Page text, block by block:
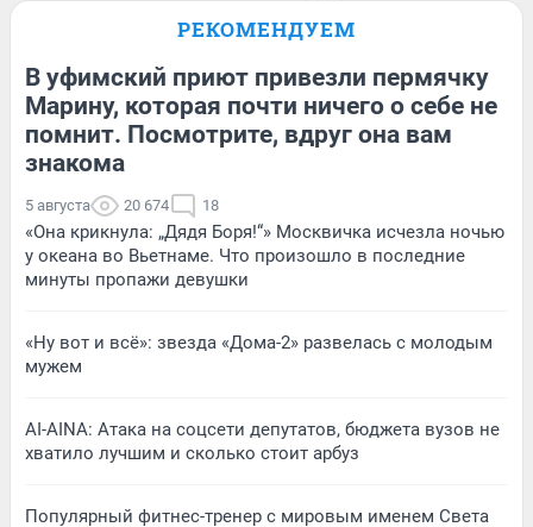
РЕКОМЕНДУЕМ
В уфимский приют привезли пермячку
Марину, которая почти ничего о себе не
помнит. Посмотрите, вдруг она вам
знакома
5 августа 20 674 18
«Она крикнула: „Дядя Боря!“» Москвичка исчезла ночью
у океана во Вьетнаме. Что произошло в последние
минуты пропажи девушки
«Ну вот и всё»: звезда «Дома-2» развелась с молодым
мужем
AI-AINA: Атака на соцсети депутатов, бюджета вузов не
хватило лучшим и сколько стоит арбуз
Популярный фитнес-тренер с мировым именем Света